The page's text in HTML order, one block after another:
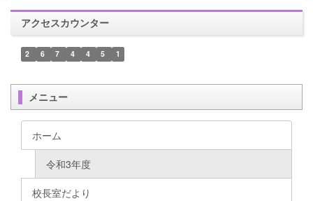
アクセスカウンター
2 6 7 4 4 5 1
メニュー
ホーム
令和3年度
校長室だより